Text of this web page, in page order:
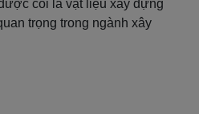
coi là vật liệu xây dựng
trọng trong ngành xây